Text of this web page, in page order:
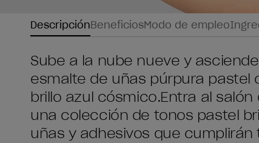
DescripciónBeneficiosModo de empleo
Sube a la nube nueve y
esmalte de uñas púrpura pastel
brillo azul cósmico.Entra al
una colección de tonos pastel
uñas y adhesivos que